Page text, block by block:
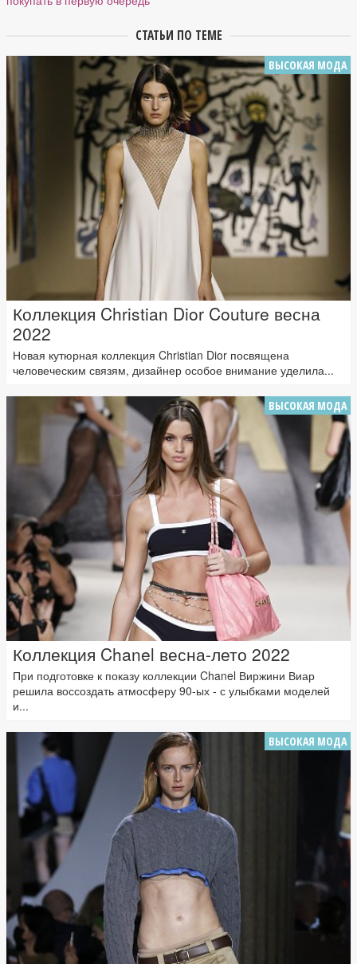
СТАТЬИ ПО ТЕМЕ
ВЫСОКАЯ МОДА
Коллекция Christian Dior Couture весна
2022
Новая кутюрная коллекция Christian Dior посвящена
человеческим связям, дизайнер особое внимание уделила...
ВЫСОКАЯ МОДА
Коллекция Chanel весна-лето 2022
При подготовке к показу коллекции Chanel Виржини Виар
решила воссоздать атмосферу 90-ых - с улыбками моделей
и...
ВЫСОКАЯ МОДА